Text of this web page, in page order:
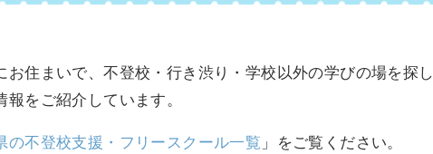
住まいで、不登校・行き渋り・学校以外の学びの場を探し
をご紹介しています。
の不登校支援・フリースクール一覧 」をご覧ください。